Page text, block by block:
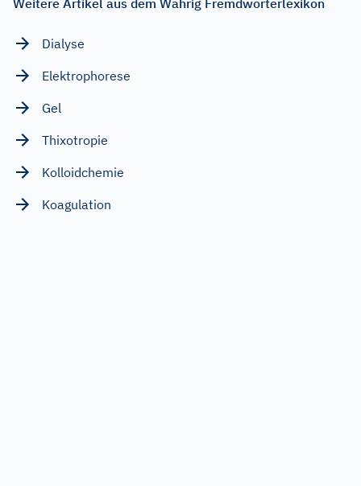
Dialyse
Elektrophorese
Gel
Thixotropie
Kolloidchemie
Koagulation